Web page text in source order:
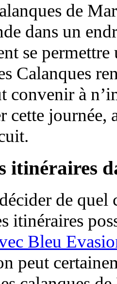
de
dans un
se permettre
Calanques
convenir à
cette journée,
itinéraires
de
itinéraires
Bleu
peut